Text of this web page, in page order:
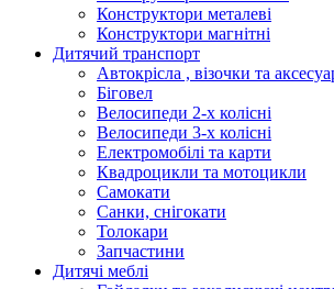
Конструктори металеві
Конструктори магнітні
Дитячий транспорт
Автокрісла , візочки та
Біговел
Велосипеди 2-х колісні
Велосипеди 3-х колісні
Електромобілі та карти
Квадроцикли та мотоцикли
Самокати
Санки, снігокати
Толокари
Запчастини
Дитячі меблі